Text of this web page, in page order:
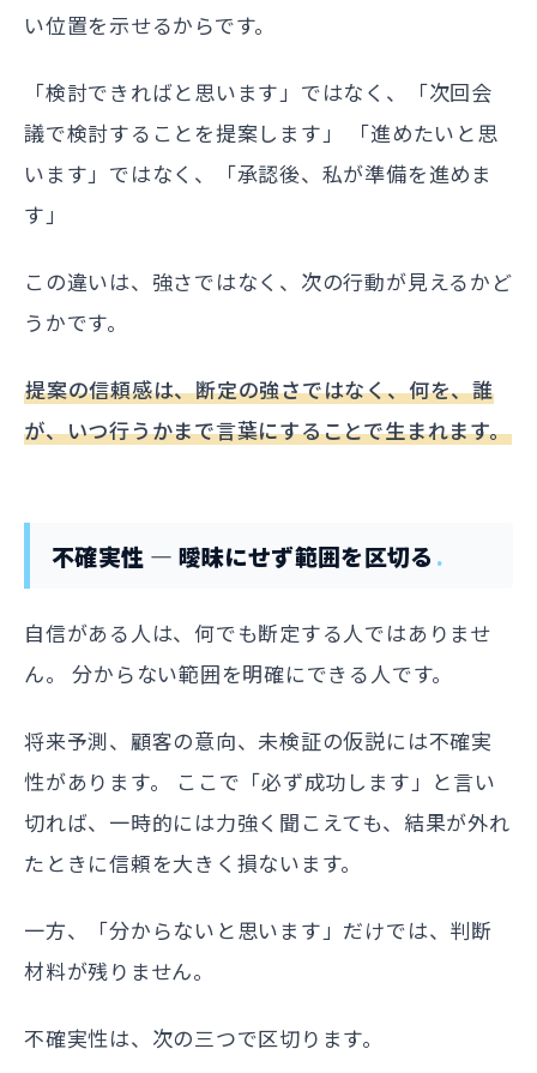
い位置を示せるからです。
「検討できればと思います」ではなく、「次回会
議で検討することを提案します」 「進めたいと思
います」ではなく、「承認後、私が準備を進めま
す」
この違いは、強さではなく、次の行動が見えるかど
うかです。
提案の信頼感は、断定の強さではなく、何を、誰
が、いつ行うかまで言葉にすることで生まれます。
不確実性 — 曖昧にせず範囲を区切る
自信がある人は、何でも断定する人ではありませ
ん。 分からない範囲を明確にできる人です。
将来予測、顧客の意向、未検証の仮説には不確実
性があります。 ここで「必ず成功します」と言い
切れば、一時的には力強く聞こえても、結果が外れ
たときに信頼を大きく損ないます。
一方、「分からないと思います」だけでは、判断
材料が残りません。
不確実性は、次の三つで区切ります。